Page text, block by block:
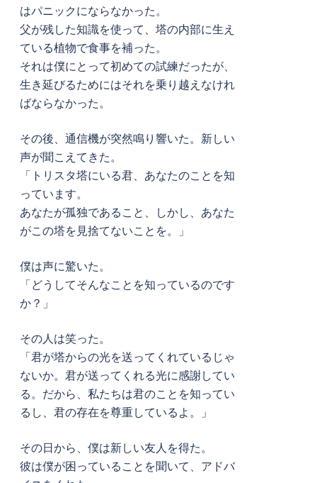
はパニックにならなかった。
父が残した知識を使って、塔の内部に生え
ている植物で食事を補った。
それは僕にとって初めての試練だったが、
生き延びるためにはそれを乗り越えなけれ
ばならなかった。
その後、通信機が突然鳴り響いた。新しい
声が聞こえてきた。
「トリスタ塔にいる君、あなたのことを知
っています。
あなたが孤独であること、しかし、あなた
がこの塔を見捨てないことを。」
僕は声に驚いた。
「どうしてそんなことを知っているのです
か？」
その人は笑った。
「君が塔からの光を送ってくれているじゃ
ないか。君が送ってくれる光に感謝してい
る。だから、私たちは君のことを知ってい
るし、君の存在を尊重しているよ。」
その日から、僕は新しい友人を得た。
彼は僕が困っていることを聞いて、アドバ